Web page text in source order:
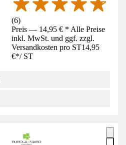
(6)
Preis — 14,95 € * Alle Preise
inkl. MwSt. und ggf. zzgl.
Versandkosten pro ST14,95
€*/ ST